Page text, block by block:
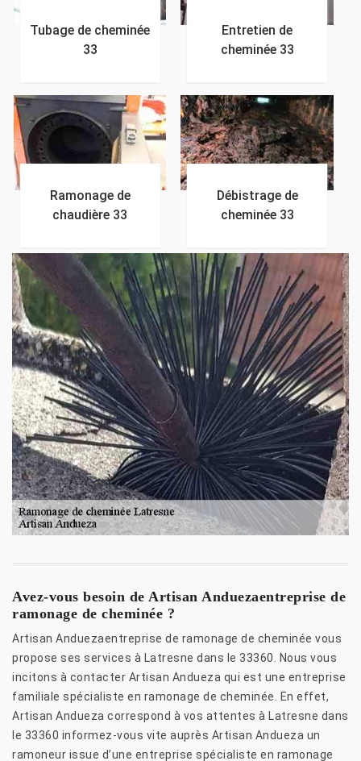
Tubage de cheminée
33
Entretien de
cheminée 33
Ramonage de
chaudière 33
Débistrage de
cheminée 33
Avez-vous besoin de Artisan Anduezaentreprise de
ramonage de cheminée ?
Artisan Anduezaentreprise de ramonage de cheminée vous
propose ses services à Latresne dans le 33360. Nous vous
incitons à contacter Artisan Andueza qui est une entreprise
familiale spécialiste en ramonage de cheminée. En effet,
Artisan Andueza correspond à vos attentes à Latresne dans
le 33360 informez-vous vite auprès Artisan Andueza un
ramoneur issue d’une entreprise spécialiste en ramonage